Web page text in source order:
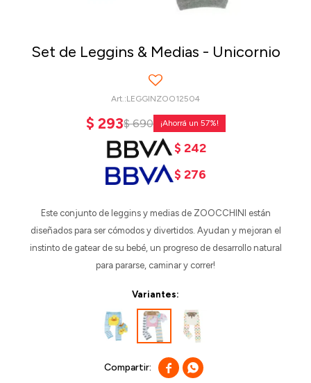
Set de Leggins & Medias - Unicornio
LEGGINZOO12504
$ 293$ 690 57
$ 242
$ 276
Este conjunto de leggins y medias de ZOOCCHINI están
diseñados para ser cómodos y divertidos. Ayudan y mejoran el
instinto de gatear de su bebé, un progreso de desarrollo natural
para pararse, caminar y correr!
Variantes:
 